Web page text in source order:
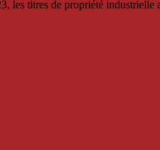
titres de propriété